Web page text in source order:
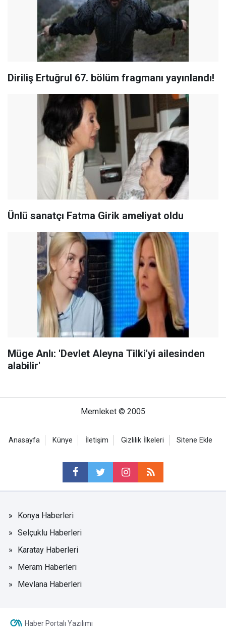
Diriliş Ertuğrul 67. bölüm fragmanı yayınlandı!
Ünlü sanatçı Fatma Girik ameliyat oldu
Müge Anlı: 'Devlet Aleyna Tilki'yi ailesinden
alabilir'
Memleket © 2005
Anasayfa Künye İletişim Gizlilik İlkeleri Sitene Ekle
Konya Haberleri
Selçuklu Haberleri
Karatay Haberleri
Meram Haberleri
Mevlana Haberleri
Haber Portalı Yazılımı